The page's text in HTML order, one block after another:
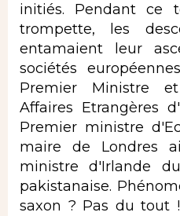
initiés. Pendant ce
trompette, les
entamaient leur
sociétés
Premier Ministre
Affaires Etrangères
Premier ministre
maire de Londres
ministre d'Irlande
pakistanaise.
saxon ? Pas du tout